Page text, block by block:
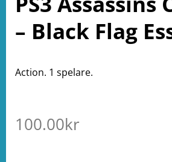
– Black Flag
Action. 1 spelare.
100.00kr